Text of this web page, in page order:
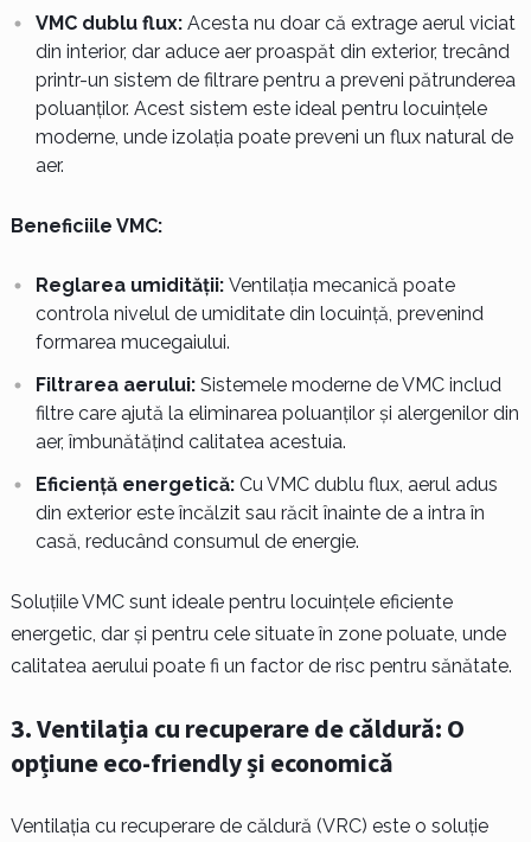
VMC dublu flux:Acesta nu doar că extrage aerul viciat
din interior, dar aduce aer proaspăt din exterior, trecând
printr-un sistem de filtrare pentru a preveni pătrunderea
poluanților. Acest sistem este ideal pentru locuințele
moderne, unde izolația poate preveni un flux natural de
aer.
Beneficiile VMC:
Reglarea umidității:Ventilația mecanică poate
controla nivelul de umiditate din locuință, prevenind
formarea mucegaiului.
Filtrarea aerului:Sistemele moderne de VMC includ
filtre care ajută la eliminarea poluanților și alergenilor din
aer, îmbunătățind calitatea acestuia.
Eficiență energetică:Cu VMC dublu flux, aerul adus
din exterior este încălzit sau răcit înainte de a intra în
casă, reducând consumul de energie.
Soluțiile VMC sunt ideale pentru locuințele eficiente
energetic, dar și pentru cele situate în zone poluate, unde
calitatea aerului poate fi un factor de risc pentru sănătate.
3.Ventilația cu recuperare de căldură: O
opțiune eco-friendly și economică
Ventilația cu recuperare de căldură (VRC) este o soluție